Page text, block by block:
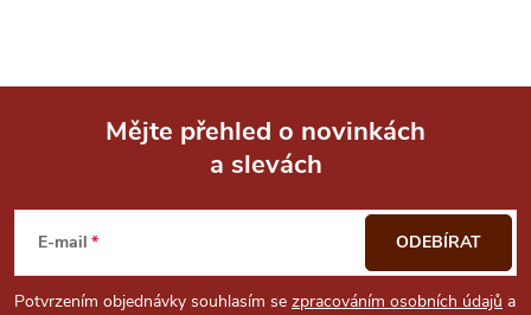
Mějte přehled o novinkách
a slevách
E-mail
Potvrzením objednávky souhlasím se zpracováním osobních údajů a
ODEBÍRAT